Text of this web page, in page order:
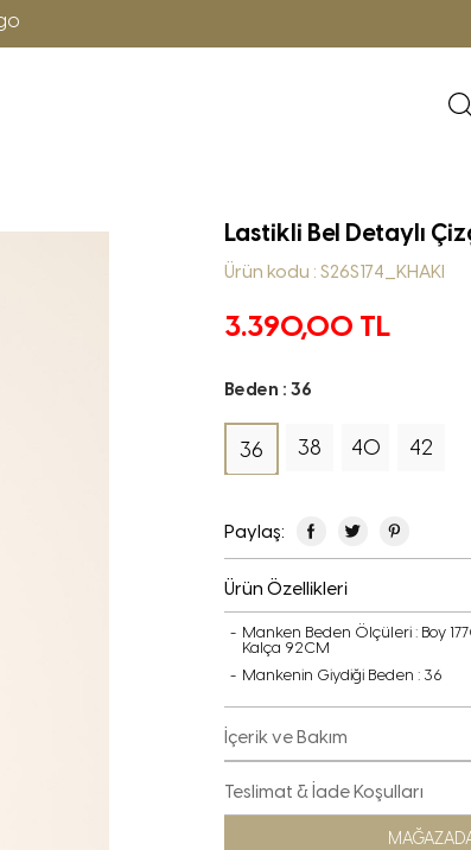
Lastikli Bel Detaylı
Ürün kodu : S26S174_KHAKI
3.390,00 TL
Beden :36
36 38 40 42
Paylaş:
Ürün Özellikleri
Manken Beden Ölçüleri : Boy
Kalça 92CM
Mankenin Giydiği Beden : 36
İçerik ve Bakım
Teslimat & İade Koşulları